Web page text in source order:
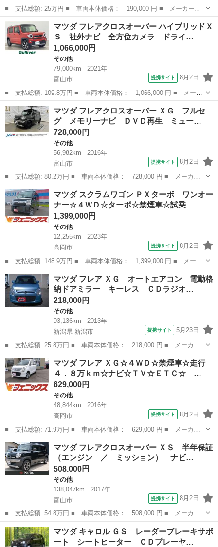
■ 支払総額: 25万円 ■ 車両本体価格： 190,000 円 ■ メーカー
名： マツダ ■ 車種名： キャロル ■ グレード名： ＧＳ 車検
２年整備付 ナビ ＴＶ キーレスエントリー エアコン パワス
テ パワーウインド...
富山 下新川郡 その他
マツダ フレアクロスオーバー ハイブリッドＸ
Ｓ 社外ナビ 全方位カメラ ドライ…
1,066,000円
その他
79,000km
2021年
富山市
提携サイト 8月2日
■ 支払総額: 109.8万円 ■ 車両本体価格： 1,066,000 円 ■ メーカ
ー名： マツダ ■ 車種名： フレアクロスオーバー ■ グレード
名： ハイブリッドＸＳ 社外ナビ 全方位カメラ ドライブレコー
ダー シー...
富山 富山市 その他
マツダ フレアクロスオーバー ＸＧ フルセ
グ メモリーナビ ＤＶＤ再生 ミュー…
728,000円
その他
56,982km
2016年
富山市
提携サイト 8月2日
■ 支払総額: 80.2万円 ■ 車両本体価格： 728,000 円 ■ メーカー
名： マツダ ■ 車種名： フレアクロスオーバー ■ グレード
名： ＸＧ フルセグ メモリーナビ ＤＶＤ再生 ミュージックプ
レイヤー接続可 ...
富山 富山市 その他
マツダ スクラムワゴン ＰＸターボ ワンオー
ナー☆４ＷＤ☆ターボ☆禁煙車☆試乗…
1,399,000円
その他
12,255km
2023年
高岡市
提携サイト 8月2日
■ 支払総額: 148.9万円 ■ 車両本体価格： 1,399,000 円 ■ メーカ
ー名： マツダ ■ 車種名： スクラムワゴン ■ グレード名： Ｐ
Ｘターボ ワンオーナー☆４ＷＤ☆ターボ☆禁煙車☆試乗ＯＫ デュ
アルカメ...
富山 高岡市 その他
マツダ フレア ＸＧ オートエアコン 電動格
納ドアミラー キーレス ＣＤラジオ…
218,000円
その他
93,136km
2013年
新潟県 新潟市
提携サイト 5月23日
■ 支払総額: 25.8万円 ■ 車両本体価格： 218,000 円 ■ メーカー
名： マツダ ■ 車種名： フレア ■ グレード名： ＸＧ オート
エアコン 電動格納ドアミラー キーレス ＣＤラジオ 純正フロア
マット 純正...
新潟 新潟市 その他
マツダ フレア ＸＧ☆４ＷＤ☆禁煙車☆走行
４．８万ｋｍ☆ナビ☆ＴＶ☆ＥＴＣ☆ …
629,000円
その他
48,844km
2016年
高岡市
提携サイト 8月2日
■ 支払総額: 71.9万円 ■ 車両本体価格： 629,000 円 ■ メーカー
名： マツダ ■ 車種名： フレア ■ グレード名： ＸＧ☆４ＷＤ
☆禁煙車☆走行４．８万ｋｍ☆ナビ☆ＴＶ☆ＥＴＣ☆ ４ＷＤ☆純正
メモリーナビ...
富山 高岡市 その他
マツダ フレアクロスオーバー ＸＳ 半年保証
（エンジン ／ ミッション） ナビ…
508,000円
その他
138,047km
2017年
富山市
提携サイト 8月2日
■ 支払総額: 54.8万円 ■ 車両本体価格： 508,000 円 ■ メーカー
名： マツダ ■ 車種名： フレアクロスオーバー ■ グレード
名： ＸＳ 半年保証（エンジン ／ ミッション） ナビ ＥＴ
Ｃ バックカメラ ...
富山 富山市 その他
マツダ キャロル ＧＳ レーダーブレーキサポ
ート シートヒーター ＣＤプレーヤ…